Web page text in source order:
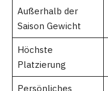
Außerhalb der
Saison Gewicht
Höchste
Platzierung
Persönliches